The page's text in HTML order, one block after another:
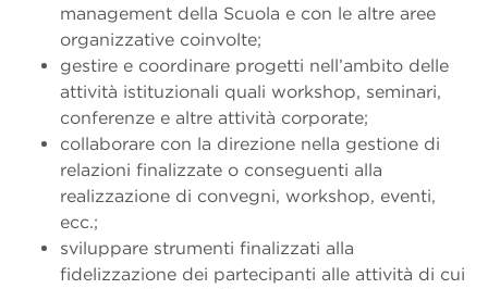
management della Scuola e con le altre aree
organizzative coinvolte;
gestire e coordinare progetti nell’ambito delle
attività istituzionali quali workshop, seminari,
conferenze e altre attività corporate;
collaborare con la direzione nella gestione di
relazioni finalizzate o conseguenti alla
realizzazione di convegni, workshop, eventi,
ecc.;
sviluppare strumenti finalizzati alla
fidelizzazione dei partecipanti alle attività di cui